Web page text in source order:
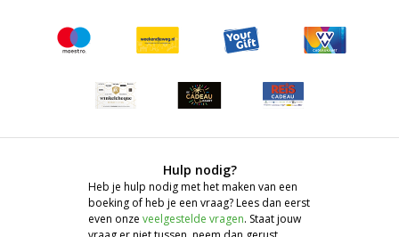
Hulp nodig?
Heb je hulp nodig met het maken van een
boeking of heb je een vraag? Lees dan eerst
even onze veelgestelde vragen. Staat jouw